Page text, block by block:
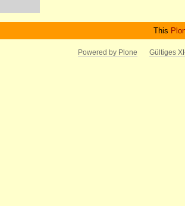
This
Powered by Plone Gültiges